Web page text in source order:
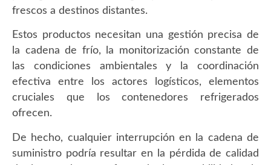
frescos a destinos distantes.
Estos productos necesitan una gestión precisa de
la cadena de frío, la monitorización constante de
las condiciones ambientales y la coordinación
efectiva entre los actores logísticos, elementos
cruciales que los contenedores refrigerados
ofrecen.
De hecho, cualquier interrupción en la cadena de
suministro podría resultar en la pérdida de calidad